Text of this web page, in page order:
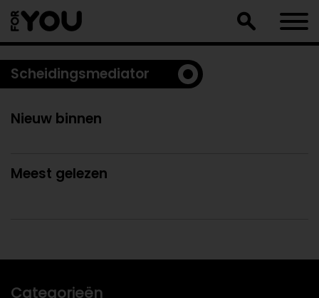
naar
artikel
Scheidingsmediator
Nieuw binnen
Meest gelezen
Categorieën